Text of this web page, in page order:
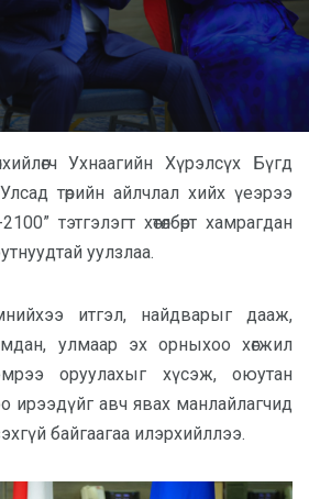
Ухнаагийн Хүрэлсүх Бүгд
төрийн айлчлал хийх үеэрээ
тэтгэлэгт хөтөлбөрт хамрагдан
уулзлаа.
итгэл, найдварыг дааж,
улмаар эх орныхоо хөгжил
оруулахыг хүсэж, оюутан
ирээдүйг авч явах манлайлагчид
байгаагаа илэрхийллээ.